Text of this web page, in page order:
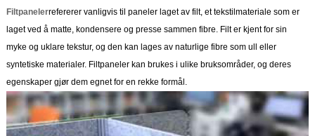
Filtpanelerrefererer vanligvis til paneler laget av filt, et tekstilmateriale som er
laget ved å matte, kondensere og presse sammen fibre. Filt er kjent for sin
myke og uklare tekstur, og den kan lages av naturlige fibre som ull eller
syntetiske materialer. Filtpaneler kan brukes i ulike bruksområder, og deres
egenskaper gjør dem egnet for en rekke formål.